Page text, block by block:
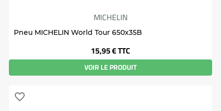
MICHELIN
Pneu MICHELIN World Tour 650x35B
Prix
15,95 €TTC
VOIR LE PRODUIT
favorite_border